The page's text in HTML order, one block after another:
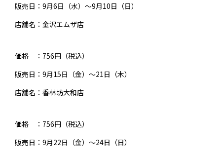
販売日：9月6日（水）～9月10日（日）
店舗名：金沢エムザ店
価格 ：756円（税込）
販売日：9月15日（金）～21日（木）
店舗名：香林坊大和店
価格 ：756円（税込）
販売日：9月22日（金）～24日（日）